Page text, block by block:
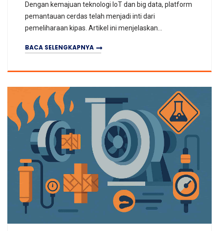
Dengan kemajuan teknologi IoT dan big data, platform
pemantauan cerdas telah menjadi inti dari
pemeliharaan kipas. Artikel ini menjelaskan
model predikt
BACA SELENGKAPNYA